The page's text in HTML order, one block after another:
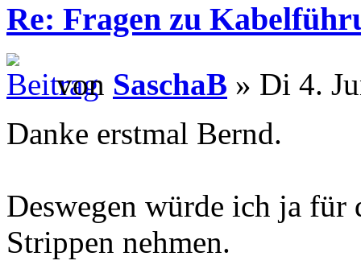
Re: Fragen zu
von SaschaB » Di 4.
Danke erstmal Bernd.
Deswegen würde ich ja für
Strippen nehmen.